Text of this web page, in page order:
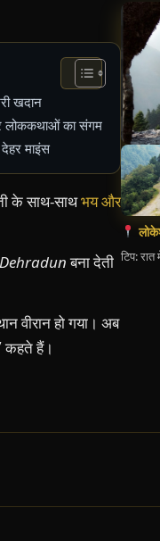
खदान
लोककथाओं का संगम
माइंस
के साथ-साथभय और
बना देती
वीरान हो गया। अब
कहते हैं।
टिप: